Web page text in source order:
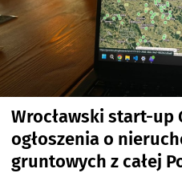
Wrocławski start-up
ogłoszenia o
gruntowych z całej